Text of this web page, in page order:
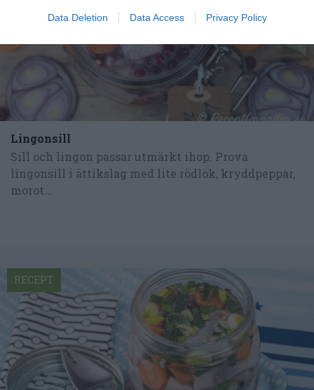
Data Deletion Data Access Privacy Policy
Lingonsill
Sill och lingon passar utmärkt ihop. Prova
lingonsill i ättikslag med lite rödlök, kryddpeppar,
morot...
RECEPT